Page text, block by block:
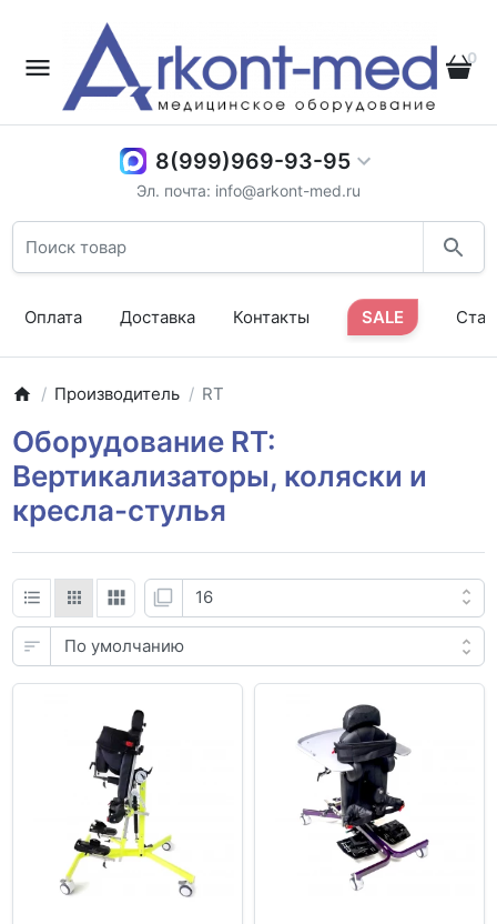
0
8(999)969-93-95
Эл. почта: info@arkont-med.ru
Оплата Доставка Контакты SALE
Производитель RT
Оборудование RT:
Вертикализаторы, коляски и
кресла-стулья